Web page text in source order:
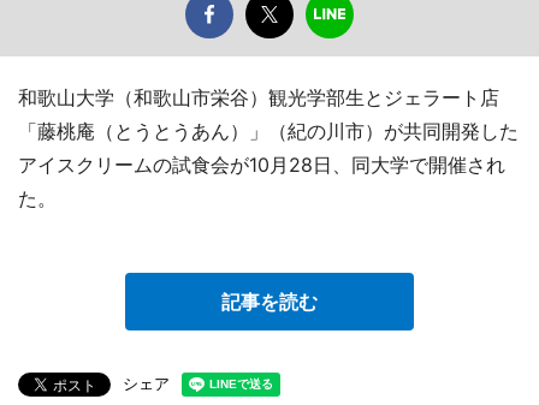
和歌山大学（和歌山市栄谷）観光学部生とジェラート店
「藤桃庵（とうとうあん）」（紀の川市）が共同開発した
アイスクリームの試食会が10月28日、同大学で開催され
た。
記事を読む
シェア